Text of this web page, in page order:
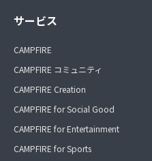
サービス
CAMPFIRE
CAMPFIRE コミュニティ
CAMPFIRE Creation
CAMPFIRE for Social Good
CAMPFIRE for Entertainment
CAMPFIRE for Sports